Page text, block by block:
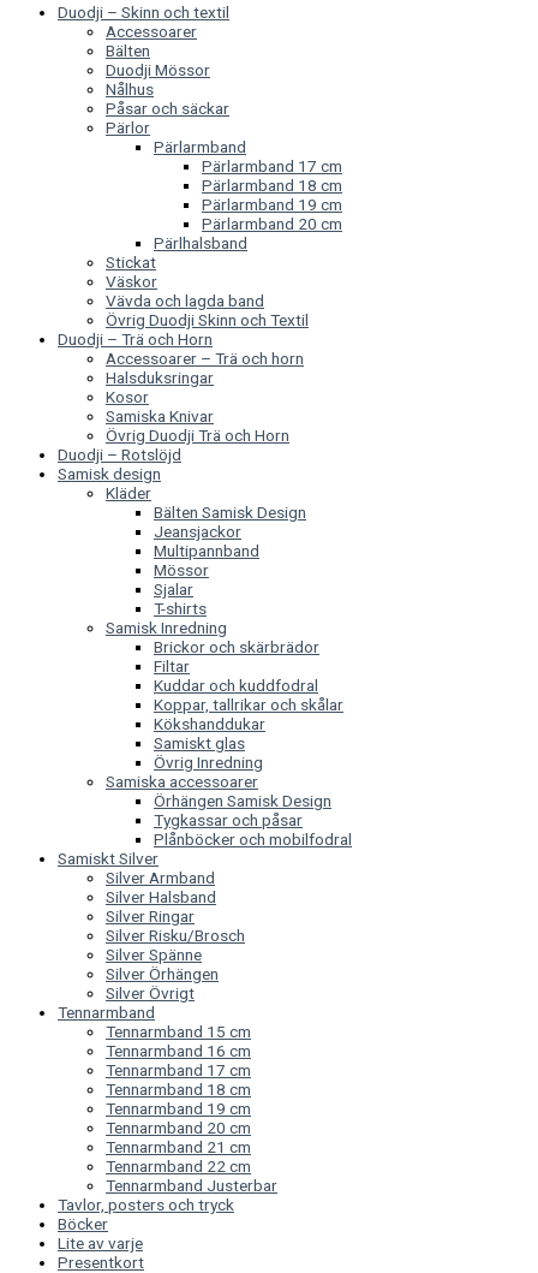
Duodji – Skinn och textil
Accessoarer
Bälten
Duodji Mössor
Nålhus
Påsar och säckar
Pärlor
Pärlarmband
Pärlarmband 17 cm
Pärlarmband 18 cm
Pärlarmband 19 cm
Pärlarmband 20 cm
Pärlhalsband
Stickat
Väskor
Vävda och lagda band
Övrig Duodji Skinn och Textil
Duodji – Trä och Horn
Accessoarer – Trä och horn
Halsduksringar
Kosor
Samiska Knivar
Övrig Duodji Trä och Horn
Duodji – Rotslöjd
Samisk design
Kläder
Bälten Samisk Design
Jeansjackor
Multipannband
Mössor
Sjalar
T-shirts
Samisk Inredning
Brickor och skärbrädor
Filtar
Kuddar och kuddfodral
Koppar, tallrikar och skålar
Kökshanddukar
Samiskt glas
Övrig Inredning
Samiska accessoarer
Örhängen Samisk Design
Tygkassar och påsar
Plånböcker och mobilfodral
Samiskt Silver
Silver Armband
Silver Halsband
Silver Ringar
Silver Risku/Brosch
Silver Spänne
Silver Örhängen
Silver Övrigt
Tennarmband
Tennarmband 15 cm
Tennarmband 16 cm
Tennarmband 17 cm
Tennarmband 18 cm
Tennarmband 19 cm
Tennarmband 20 cm
Tennarmband 21 cm
Tennarmband 22 cm
Tennarmband Justerbar
Tavlor, posters och tryck
Böcker
Lite av varje
Presentkort